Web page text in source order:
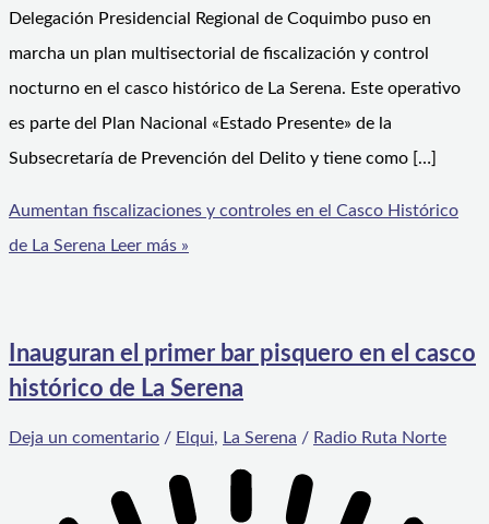
Delegación Presidencial Regional de Coquimbo puso en
marcha un plan multisectorial de fiscalización y control
nocturno en el casco histórico de La Serena. Este operativo
es parte del Plan Nacional «Estado Presente» de la
Subsecretaría de Prevención del Delito y tiene como […]
Aumentan fiscalizaciones y controles en el Casco Histórico
de La Serena Leer más »
Inauguran el primer bar pisquero en el casco
histórico de La Serena
Deja un comentario / Elqui, La Serena / Radio Ruta Norte